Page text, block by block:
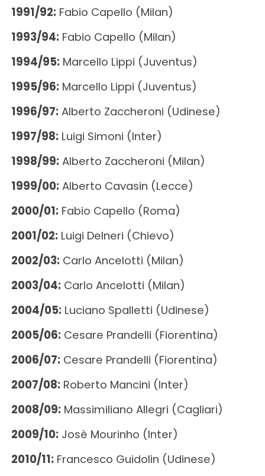
1991/92:Fabio Capello (Milan)
1993/94:Fabio Capello (Milan)
1994/95:Marcello Lippi (Juventus)
1995/96:Marcello Lippi (Juventus)
1996/97:Alberto Zaccheroni (Udinese)
1997/98:Luigi Simoni (Inter)
1998/99:Alberto Zaccheroni (Milan)
1999/00:Alberto Cavasin (Lecce)
2000/01:Fabio Capello (Roma)
2001/02:Luigi Delneri (Chievo)
2002/03:Carlo Ancelotti (Milan)
2003/04:Carlo Ancelotti (Milan)
2004/05:Luciano Spalletti (Udinese)
2005/06:Cesare Prandelli (Fiorentina)
2006/07:Cesare Prandelli (Fiorentina)
2007/08:Roberto Mancini (Inter)
2008/09:Massimiliano Allegri (Cagliari)
2009/10:Josè Mourinho (Inter)
2010/11:Francesco Guidolin (Udinese)